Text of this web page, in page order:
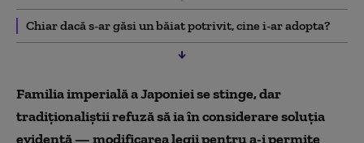
Chiar dacă s-ar găsi un băiat potrivit, cine i-ar adopta?
Familia imperială a Japoniei se stinge, dar
tradiționaliștii refuză să ia în considerare soluția
evidentă — modificarea legii pentru a-i permite